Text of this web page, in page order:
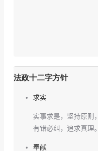
法政十二字方针
求实
实事求是，坚持原则，
有错必纠，追求真理。
奉献